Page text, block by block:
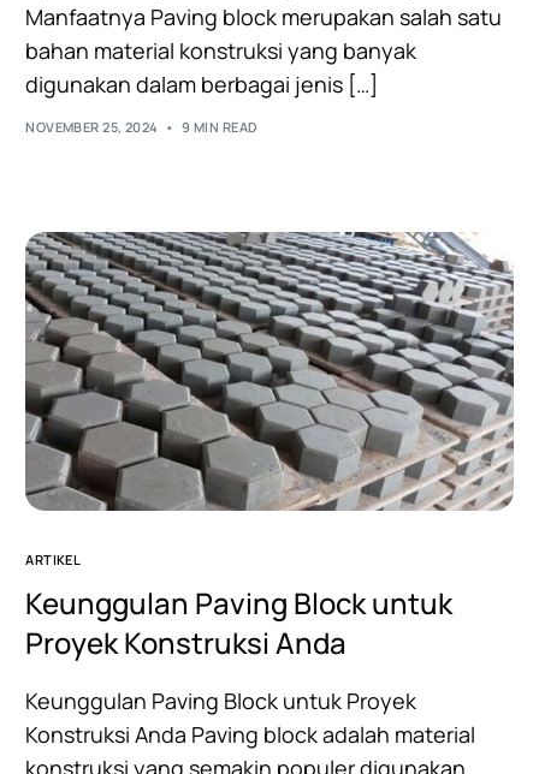
Manfaatnya Paving block merupakan salah satu
bahan material konstruksi yang banyak
digunakan dalam berbagai jenis […]
NOVEMBER 25, 2024 9 MIN READ
ARTIKEL
Keunggulan Paving Block untuk
Proyek Konstruksi Anda
Keunggulan Paving Block untuk Proyek
Konstruksi Anda Paving block adalah material
konstruksi yang semakin populer digunakan